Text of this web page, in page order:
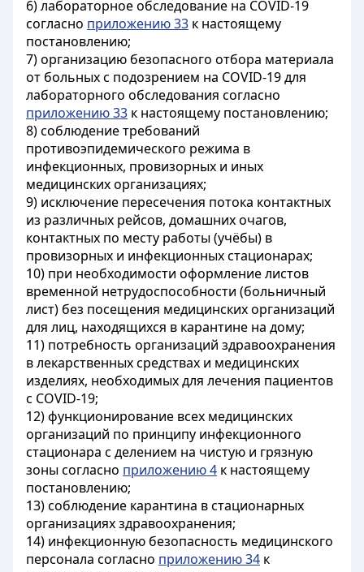
6) лабораторное обследование на COVID-19
согласно приложению 33 к настоящему
постановлению;
7) организацию безопасного отбора материала
от больных с подозрением на COVID-19 для
лабораторного обследования согласно
приложению 33 к настоящему постановлению;
8) соблюдение требований
противоэпидемического режима в
инфекционных, провизорных и иных
медицинских организациях;
9) исключение пересечения потока контактных
из различных рейсов, домашних очагов,
контактных по месту работы (учёбы) в
провизорных и инфекционных стационарах;
10) при необходимости оформление листов
временной нетрудоспособности (больничный
лист) без посещения медицинских организаций
для лиц, находящихся в карантине на дому;
11) потребность организаций здравоохранения
в лекарственных средствах и медицинских
изделиях, необходимых для лечения пациентов
с COVID-19;
12) функционирование всех медицинских
организаций по принципу инфекционного
стационара с делением на чистую и грязную
зоны согласно приложению 4 к настоящему
постановлению;
13) соблюдение карантина в стационарных
организациях здравоохранения;
14) инфекционную безопасность медицинского
персонала согласно приложению 34 к